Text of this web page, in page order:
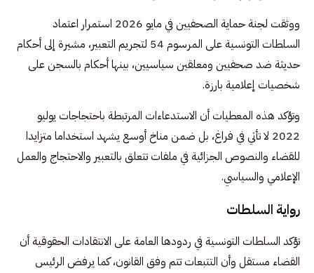
ووثقت لجنة حماية الصحفيين في مايو 2026 استمرار اعتماد
السلطات التونسية على المرسوم 54 لتجريم التعبير، مشيرة إلى أحكام
حديثة ضد صحفيين ومعلقين سياسيين، بينها أحكام بالسجن على
شخصيات إعلامية بارزة.
وتؤكد هذه المعطيات أن الاستدعاءات المرتبطة باحتجاجات يوليو
2022 لا تأتي في فراغ، بل ضمن مناخ أوسع يشهد استخداما متزايدا
للقضاء والنصوص الجزائية في ملفات تتعلق بالتعبير والاحتجاج والعمل
الإعلامي والسياسي.
رواية السلطات
تؤكد السلطات التونسية في ردودها العامة على الانتقادات الحقوقية أن
القضاء مستقل وأن التتبعات تتم وفق القانون، كما يرفض الرئيس